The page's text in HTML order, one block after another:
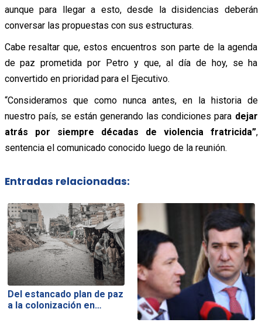
aunque para llegar a esto, desde la disidencias deberán
conversar las propuestas con sus estructuras.
Cabe resaltar que, estos encuentros son parte de la agenda
de paz prometida por Petro y que, al día de hoy, se ha
convertido en prioridad para el Ejecutivo.
“Consideramos que como nunca antes, en la historia de
nuestro país, se están generando las condiciones para dejar
atrás por siempre décadas de violencia fratricida”,
sentencia el comunicado conocido luego de la reunión.
Entradas relacionadas:
Del estancado plan de paz
a la colonización en…